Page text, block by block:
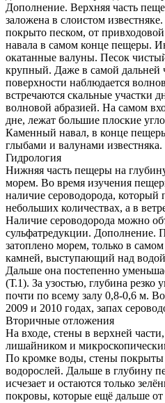
Дополнение. Верхняя часть
заложена в слоистом
покрыто песком, от
навала в самом конце пещеры.
окатанные валуны. Песок
крупный. Даже в самой дальней
поверхности наблюдается
встречаются скальные участки
волновой абразией. На самом
дне, лежат большие плоские
Каменный навал, в конце
глыбами и валунами известняка.
Гидрология
Нижняя часть пещеры на
морем. Во время изучения
наличие сероводорода, который
небольших количествах, а в
Наличие сероводорода можно
сульфатредукции. Дополнение.
затоплено морем, только в
камней, выступающий над
Дальше она постепенно
(Т.1). За узостью, глубина резко
почти по всему залу 0,8-0,6 м.
2009 и 2010 годах, запах
Вторичные отложения
На входе, стены в верхней
лишайником и
По кромке воды, стены покрыты
водорослей. Дальше в глубину
исчезает и остаются только
покровы, которые ещё дальше от